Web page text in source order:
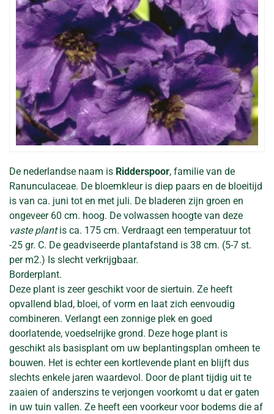
De nederlandse naam is Ridderspoor, familie van de
Ranunculaceae. De bloemkleur is diep paars en de bloeitijd
is van ca. juni tot en met juli. De bladeren zijn groen en
ongeveer 60 cm. hoog. De volwassen hoogte van deze
vaste plantis ca. 175 cm. Verdraagt een temperatuur tot
-25 gr. C. De geadviseerde plantafstand is 38 cm. (5-7 st.
per m2.) Is slecht verkrijgbaar.
Borderplant.
Deze plant is zeer geschikt voor de siertuin. Ze heeft
opvallend blad, bloei, of vorm en laat zich eenvoudig
combineren. Verlangt een zonnige plek en goed
doorlatende, voedselrijke grond. Deze hoge plant is
geschikt als basisplant om uw beplantingsplan omheen te
bouwen. Het is echter een kortlevende plant en blijft dus
slechts enkele jaren waardevol. Door de plant tijdig uit te
zaaien of anderszins te verjongen voorkomt u dat er gaten
in uw tuin vallen. Ze heeft een voorkeur voor bodems die af